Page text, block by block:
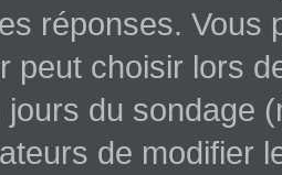
réponses. Vous
peut choisir lors
jours du sondage
de modifier